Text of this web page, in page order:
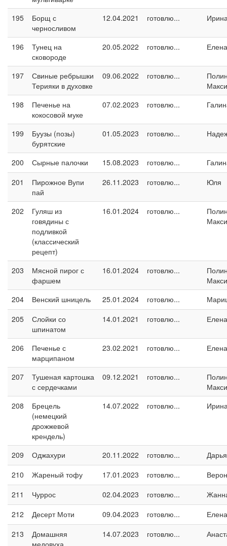
195
Борщ с
черносливом
12.04.2021 готовлю...
196
Тунец на
сковороде
20.05.2022 готовлю...
197
Свиные ребрышки
Терияки в духовке
09.06.2022 готовлю...
198
Печенье на
кокосовой муке
07.02.2023 готовлю...
199
Буузы (позы)
бурятские
01.05.2023 готовлю...
200 Сырные палочки 15.08.2023 готовлю...
201
Пирожное Вупи
пай
26.11.2023 готовлю... Юля
202
Гуляш из
говядины с
подливкой
(классический
рецепт)
16.01.2024 готовлю...
203
Мясной пирог с
фаршем
16.01.2024 готовлю...
204
Венский шницель 25.01.2024 готовлю...
205
Слойки со
шпинатом
14.01.2021 готовлю...
206
Печенье с
марципаном
23.02.2021 готовлю...
207
Тушеная картошка
с сердечками
09.12.2021 готовлю...
208
Брецель
(немецкий
дрожжевой
крендель)
14.07.2022 готовлю...
209 Оджахури 20.11.2022 готовлю...
Дарья
210
Жареный тофу 17.01.2023 готовлю...
211
Чуррос 02.04.2023 готовлю...
212
Десерт Моти 09.04.2023 готовлю...
213
Домашняя
14.07.2023 готовлю...